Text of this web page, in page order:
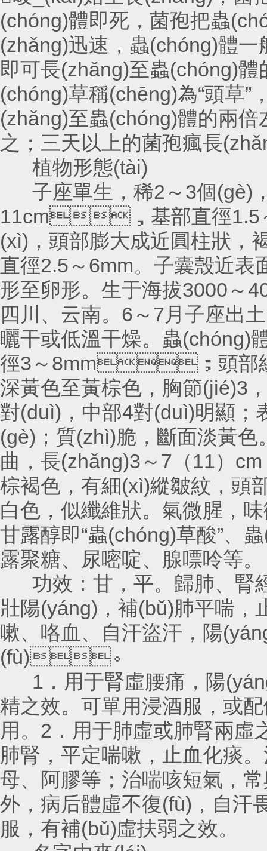
(chóng)體即死，菌孢把蟲
(zhǎng)迅速，蟲(chóng)體一
即可長(zhǎng)至蟲(chóng)體
(chóng)草稱(chēng)為“頭草”
(zhǎng)至蟲(chóng)體的兩倍
之；三天以上的菌孢瘋長
植物形態(tài)
子座單生，稀2～3個
11cm，基部直徑
(xì)，頭部膨大成近圓柱狀
直徑2.5～6mm。子囊殼近表面
形至卵形。生于海拔3000
四川、云南。6～7月子座出
曬干或低溫干燥。蟲
徑3～8mm；頭部紅棕
深黃色至黃棕色，胸節(jié)3
對(duì)，中部4對(duì)明顯
(gè)；質(zhì)脆，斷面淡黃
曲，長(zhǎng)3～7（11
棕褐色，有細(xì)縱皺紋，頭
白色，似纖維狀。氣微腥，味微
甘露醇即“蟲(chóng)草酸”、蟲
露聚糖、尿嘧啶、腺嘌呤等。
功效：甘，平。歸肺、
壯陽(yáng)，補(bǔ)肺平喘，
嗽、咯血、自汗盜汗，陽
(fù)。
1．用于腎虛腰痛，陽
精之效。可單用浸酒服，或配
用。2．用于肺虛或肺腎兩虛之
肺腎，平定喘嗽，止血化痰
母、阿膠等；治喘咳短氣，
外，病后體虛不復(fù)，自汗畏
服，有補(bǔ)虛扶弱之效。